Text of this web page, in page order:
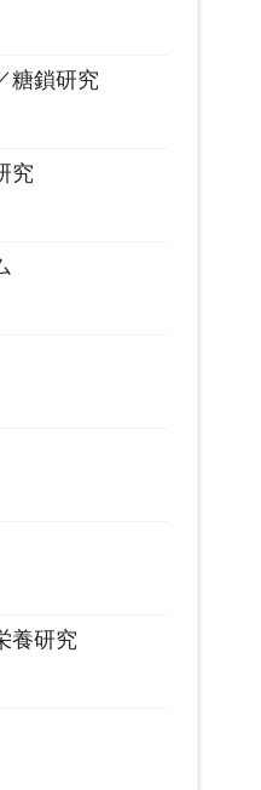
糖鎖研究
究
養研究